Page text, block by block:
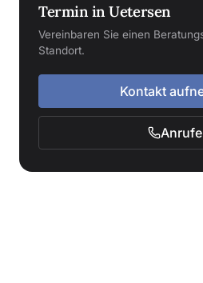
Termin in Uetersen
Vereinbaren Sie einen
Standort.
Kontakt